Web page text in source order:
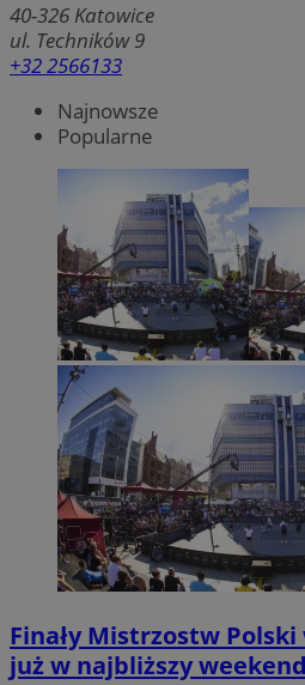
40-326 Katowice
ul. Techników 9
+32 2566133
Najnowsze
Popularne
Finały Mistrzostw Polski
już w najbliższy weekend